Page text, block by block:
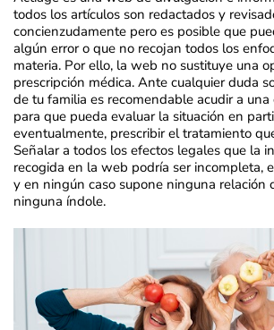
todos los artículos son redactados y
concienzudamente pero es posible que
algún error o que no recojan todos los
materia. Por ello, la web no sustituye una
prescripción médica. Ante cualquier duda
de tu familia es recomendable acudir a una
para que pueda evaluar la situación en
eventualmente, prescribir el tratamiento
Señalar a todos los efectos legales que la
recogida en la web podría ser incompleta,
y en ningún caso supone ninguna relación
ninguna índole.